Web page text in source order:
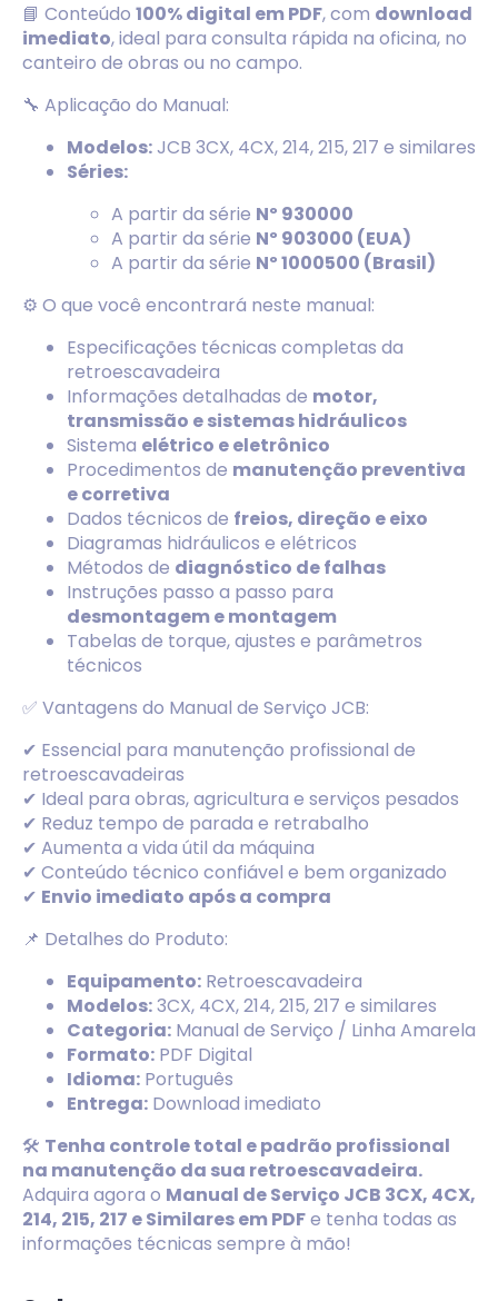
📘 Conteúdo 100% digital em PDF, com download
imediato, ideal para consulta rápida na oficina, no
canteiro de obras ou no campo.
🔧 Aplicação do Manual:
Modelos:JCB 3CX, 4CX, 214, 215, 217 e similares
Séries:
A partir da série Nº 930000
A partir da série Nº 903000 (EUA)
A partir da série Nº 1000500 (Brasil)
⚙️ O que você encontrará neste manual:
Especificações técnicas completas da
retroescavadeira
Informações detalhadas de motor,
transmissão e sistemas hidráulicos
Sistema elétrico e eletrônico
Procedimentos de manutenção preventiva
e corretiva
Dados técnicos de freios, direção e eixo
Diagramas hidráulicos e elétricos
Métodos de diagnóstico de falhas
Instruções passo a passo para
desmontagem e montagem
Tabelas de torque, ajustes e parâmetros
técnicos
✅ Vantagens do Manual de Serviço JCB:
✔ Essencial para manutenção profissional de
retroescavadeiras
✔ Ideal para obras, agricultura e serviços pesados
✔ Reduz tempo de parada e retrabalho
✔ Aumenta a vida útil da máquina
✔ Conteúdo técnico confiável e bem organizado
✔ Envio imediato após a compra
📌 Detalhes do Produto:
Equipamento: Retroescavadeira
Modelos:3CX, 4CX, 214, 215, 217 e similares
Categoria: Manual de Serviço / Linha Amarela
Formato: PDF Digital
Idioma: Português
Entrega: Download imediato
🛠️ Tenha controle total e padrão profissional
na manutenção da sua retroescavadeira.
Adquira agora o Manual de Serviço JCB 3CX, 4CX,
214, 215, 217 e Similares em PDFe tenha todas as
informações técnicas sempre à mão!